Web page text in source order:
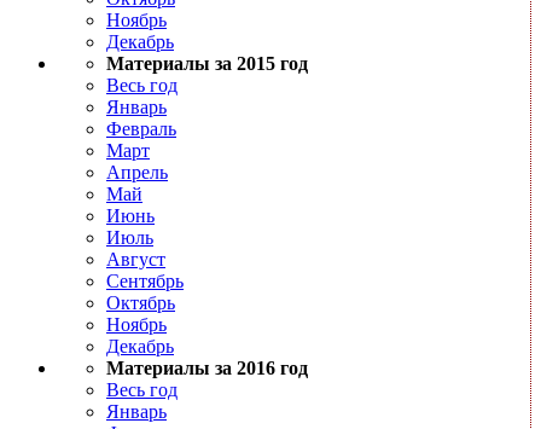
Ноябрь
Декабрь
Материалы за 2015 год
Весь год
Январь
Февраль
Март
Апрель
Май
Июнь
Июль
Август
Сентябрь
Октябрь
Ноябрь
Декабрь
Материалы за 2016 год
Весь год
Январь